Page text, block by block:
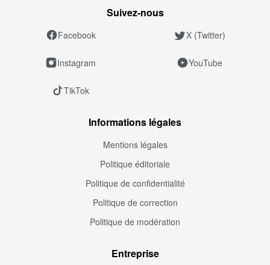
Suivez‑nous
Facebook X (Twitter)
Instagram YouTube
TikTok
Informations légales
Mentions légales
Politique éditoriale
Politique de confidentialité
Politique de correction
Politique de modération
Entreprise